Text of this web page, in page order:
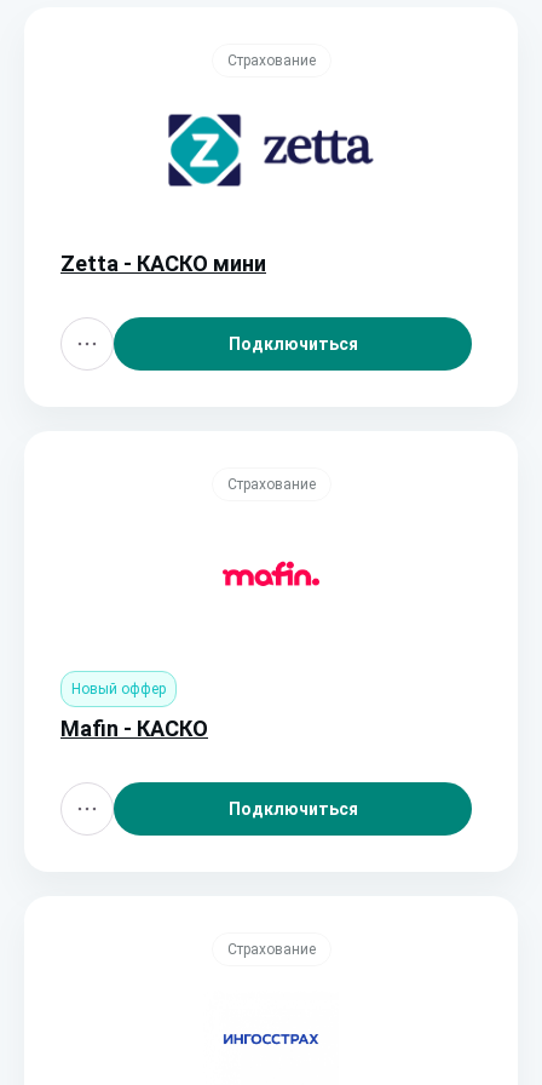
Страхование
Zetta - КАСКО мини
Подключиться
Страхование
Новый оффер
Mafin - КАСКО
Подключиться
Страхование